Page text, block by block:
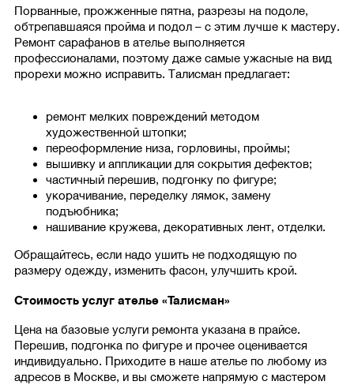
Порванные, прожженные пятна, разрезы на подоле,
обтрепавшаяся пройма и подол – с этим лучше к мастеру.
Ремонт сарафанов в ателье выполняется
профессионалами, поэтому даже самые ужасные на вид
прорехи можно исправить. Талисман предлагает:
ремонт мелких повреждений методом
художественной штопки;
переоформление низа, горловины, проймы;
вышивку и аппликации для сокрытия дефектов;
частичный перешив, подгонку по фигуре;
укорачивание, переделку лямок, замену
подъюбника;
нашивание кружева, декоративных лент, отделки.
Обращайтесь, если надо ушить не подходящую по
размеру одежду, изменить фасон, улучшить крой.
Стоимость услуг ателье «Талисман»
Цена на базовые услуги ремонта указана в прайсе.
Перешив, подгонка по фигуре и прочее оценивается
индивидуально. Приходите в наше ателье по любому из
адресов в Москве, и вы сможете напрямую с мастером